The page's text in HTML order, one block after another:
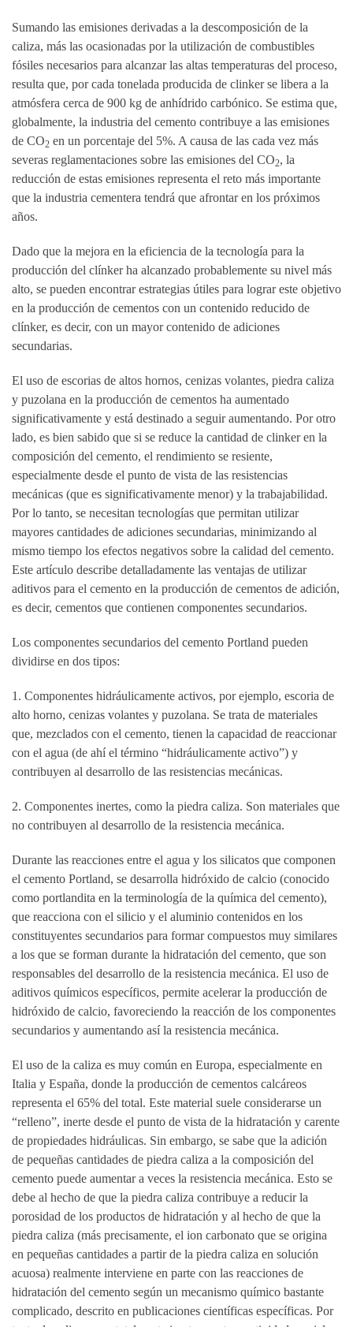
Sumando las emisiones derivadas a la descomposición de la
caliza, más las ocasionadas por la utilización de combustibles
fósiles necesarios para alcanzar las altas temperaturas del proceso,
resulta que, por cada tonelada producida de clinker se libera a la
atmósfera cerca de 900 kg de anhídrido carbónico. Se estima que,
globalmente, la industria del cemento contribuye a las emisiones
de CO2 en un porcentaje del 5%. A causa de las cada vez más
severas reglamentaciones sobre las emisiones del CO2, la
reducción de estas emisiones representa el reto más importante
que la industria cementera tendrá que afrontar en los próximos
años.
Dado que la mejora en la eficiencia de la tecnología para la
producción del clínker ha alcanzado probablemente su nivel más
alto, se pueden encontrar estrategias útiles para lograr este objetivo
en la producción de cementos con un contenido reducido de
clínker, es decir, con un mayor contenido de adiciones
secundarias.
El uso de escorias de altos hornos, cenizas volantes, piedra caliza
y puzolana en la producción de cementos ha aumentado
significativamente y está destinado a seguir aumentando. Por otro
lado, es bien sabido que si se reduce la cantidad de clinker en la
composición del cemento, el rendimiento se resiente,
especialmente desde el punto de vista de las resistencias
mecánicas (que es significativamente menor) y la trabajabilidad.
Por lo tanto, se necesitan tecnologías que permitan utilizar
mayores cantidades de adiciones secundarias, minimizando al
mismo tiempo los efectos negativos sobre la calidad del cemento.
Este artículo describe detalladamente las ventajas de utilizar
aditivos para el cemento en la producción de cementos de adición,
es decir, cementos que contienen componentes secundarios.
Los componentes secundarios del cemento Portland pueden
dividirse en dos tipos:
1. Componentes hidráulicamente activos, por ejemplo, escoria de
alto horno, cenizas volantes y puzolana. Se trata de materiales
que, mezclados con el cemento, tienen la capacidad de reaccionar
con el agua (de ahí el término “hidráulicamente activo”) y
contribuyen al desarrollo de las resistencias mecánicas.
2. Componentes inertes, como la piedra caliza. Son materiales que
no contribuyen al desarrollo de la resistencia mecánica.
Durante las reacciones entre el agua y los silicatos que componen
el cemento Portland, se desarrolla hidróxido de calcio (conocido
como portlandita en la terminología de la química del cemento),
que reacciona con el silicio y el aluminio contenidos en los
constituyentes secundarios para formar compuestos muy similares
a los que se forman durante la hidratación del cemento, que son
responsables del desarrollo de la resistencia mecánica. El uso de
aditivos químicos específicos, permite acelerar la producción de
hidróxido de calcio, favoreciendo la reacción de los componentes
secundarios y aumentando así la resistencia mecánica.
El uso de la caliza es muy común en Europa, especialmente en
Italia y España, donde la producción de cementos calcáreos
representa el 65% del total. Este material suele considerarse un
“relleno”, inerte desde el punto de vista de la hidratación y carente
de propiedades hidráulicas. Sin embargo, se sabe que la adición
de pequeñas cantidades de piedra caliza a la composición del
cemento puede aumentar a veces la resistencia mecánica. Esto se
debe al hecho de que la piedra caliza contribuye a reducir la
porosidad de los productos de hidratación y al hecho de que la
piedra caliza (más precisamente, el ion carbonato que se origina
en pequeñas cantidades a partir de la piedra caliza en solución
acuosa) realmente interviene en parte con las reacciones de
hidratación del cemento según un mecanismo químico bastante
complicado, descrito en publicaciones científicas específicas. Por